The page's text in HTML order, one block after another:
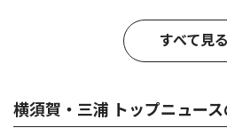
すべて見る
横須賀・三浦 トップニュー